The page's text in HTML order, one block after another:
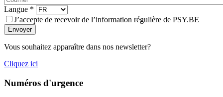
Langue *
J’accepte de recevoir de l’information régulière de PSY.BE
Envoyer
Vous souhaitez apparaître dans nos newsletter?
Cliquez ici
Numéros d'urgence